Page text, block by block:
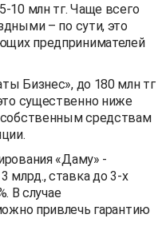
10 млн тг. Чаще всего
– по сути, это
предпринимателей
Бизнес», до 180 млн тг
существенно ниже
средствам
«Даму» -
млрд., ставка до 3-х
В случае
привлечь гарантию